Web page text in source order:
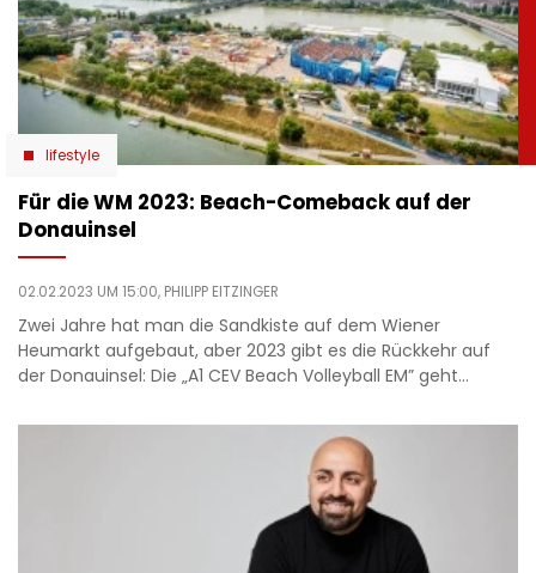
lifestyle
Für die WM 2023: Beach-Comeback auf der
Donauinsel
02.02.2023 UM 15:00, PHILIPP EITZINGER
Zwei Jahre hat man die Sandkiste auf dem Wiener
Heumarkt aufgebaut, aber 2023 gibt es die Rückkehr auf
der Donauinsel: Die „A1 CEV Beach Volleyball EM” geht…